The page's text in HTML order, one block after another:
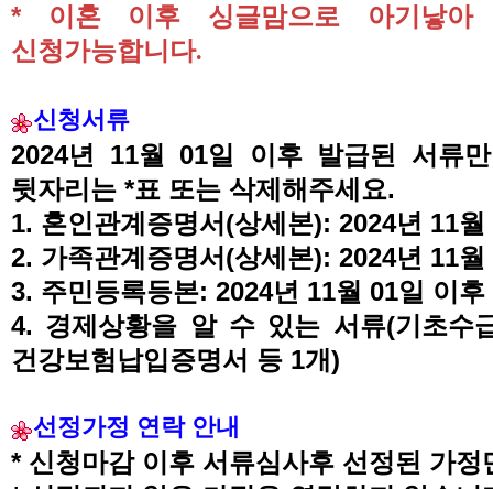
* 이혼 이후 싱글맘으로 아기낳
신청가능합니다.
신청서류
2024년 11월 01일 이후 발급된 서류
뒷자리는 *표 또는 삭제해주세요.
1. 혼인관계증명서 (상세본): 2024년 11월
2. 가족관계증명서 (상세본): 2024년 11월
3. 주민등록등본: 2024년 11월 01일 이후
4. 경제상황을 알 수 있는 서류(기초수
건강보험납입증명서 등 1개)
선정가정 연락 안내
* 신청마감 이후 서류심사후 선정된 가